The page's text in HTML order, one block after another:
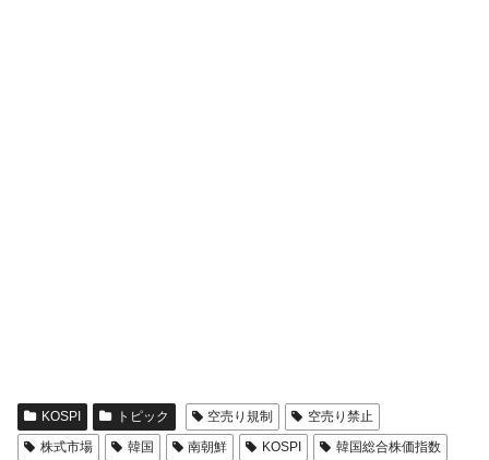
KOSPI トピック 空売り規制
空売り禁止
株式市場
韓国 南朝鮮 KOSPI 韓国総合株価指数